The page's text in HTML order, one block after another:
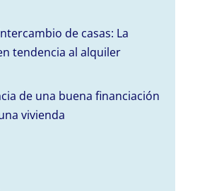
de casas: La
tendencia al alquiler
de una buena financiación
vivienda